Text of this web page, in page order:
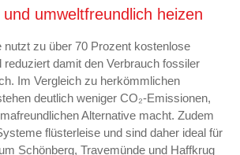
umweltfreundlich heizen
nutzt zu über 70 Prozent kostenlose
reduziert damit den Verbrauch fossiler
Im Vergleich zu herkömmlichen
deutlich weniger CO₂-Emissionen,
Alternative macht. Zudem
flüsterleise und sind daher ideal für
Schönberg, Travemünde und Haffkrug